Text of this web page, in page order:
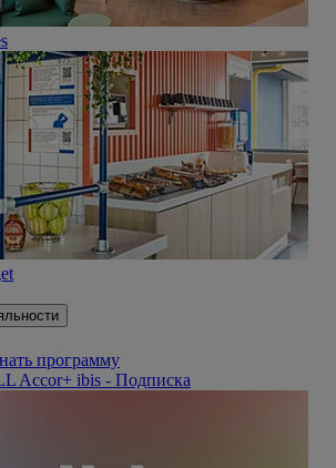
программу
Accor+ ibis - Подписка